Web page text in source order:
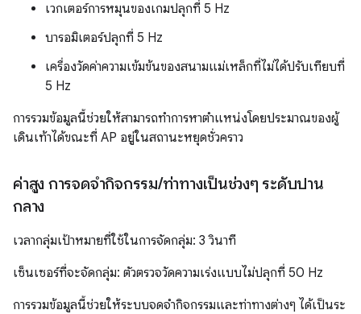
เวกเตอร์การหมุนของเกมปลุกที่ 5 Hz
บารอมิเตอร์ปลุกที่ 5 Hz
เครื่องวัดค่าความเข้มข้นของสนามแม่เหล็กที่ไม่ได้ปรับเทียบที่
5 Hz
การรวมข้อมูลนี้ช่วยให้สามารถทำการหาตำแหน่งโดยประมาณของผู้
เดินเท้าได้ขณะที่ AP อยู่ในสถานะหยุดชั่วคราว
ค่าสูง การจดจำกิจกรรม/ท่าทางเป็นช่วงๆ ระดับปาน
กลาง
เวลากลุ่มเป้าหมายที่ใช้ในการจัดกลุ่ม: 3 วินาที
เซ็นเซอร์ที่จะจัดกลุ่ม: ตัวตรวจวัดความเร่งแบบไม่ปลุกที่ 50 Hz
การรวมข้อมูลนี้ช่วยให้ระบบจดจำกิจกรรมและท่าทางต่างๆ ได้เป็นระ